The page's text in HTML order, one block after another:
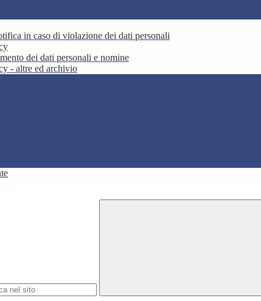
in caso di violazione dei dati personali
dei dati personali e nomine
- altre ed archivio